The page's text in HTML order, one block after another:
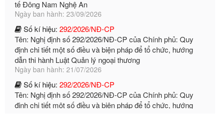
Số kí hiệu:292/2026/NĐ-CP
Tên: Nghị định số 292/2026/NĐ-CP của Chính phủ: Quy
định chi tiết một số điều và biện pháp để tổ chức, hướng
dẫn thi hành Luật Quản lý ngoại thương
Ngày ban hành: 21/07/2026
Số kí hiệu:292/2026/NĐ-CP
Tên: Nghị định số 292/2026/NĐ-CP của Chính phủ: Quy
định chi tiết một số điều và biện pháp để tổ chức, hướng
dẫn thi hành Luật Quản lý ngoại thương
Ngày ban hành: 21/07/2026